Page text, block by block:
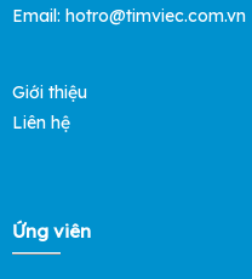
Email: hotro@timviec.com.vn
Giới thiệu
Liên hệ
Ứng viên